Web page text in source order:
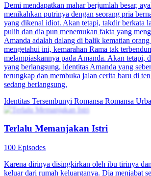
Demi mendapatkan mahar berjumlah besar,
menikahkan putrinya dengan seorang pria
yang dikenal idiot. Akan tetapi, takdir berkata
pulih dan dia pun menemukan fakta yang
Amanda adalah dalang di balik kematian orang
mengetahui ini, kemarahan Rama tak
melampiaskannya pada Amanda. Akan tetapi,
yang berlangsung, identitas Amanda yang
terungkap dan membuka jalan cerita baru di
sedang berlangsung.
Identitas Tersembunyi Romansa Romansa
Terlalu Memanjakan Istri
100 Episodes
Karena dirinya disingkirkan oleh ibu tirinya
keluar dari rumah keluarganya. Dia menjabat